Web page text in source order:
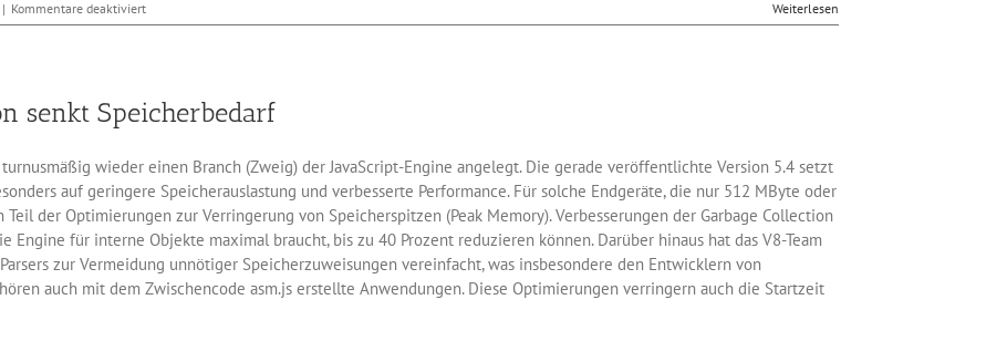
| Kommentare deaktiviertfür
Projekt
Browser-
Engine
Weiterlesen
senkt Speicherbedarf
wieder einen Branch (Zweig) der JavaScript-Engine angelegt. Die gerade veröffentlichte Version 5.4 setzt
auf geringere Speicherauslastung und verbesserte Performance. Für solche Endgeräte, die nur 512 MByte oder
der Optimierungen zur Verringerung von Speicherspitzen (Peak Memory). Verbesserungen der Garbage Collection
Engine für interne Objekte maximal braucht, bis zu 40 Prozent reduzieren können. Darüber hinaus hat das V8-Team
zur Vermeidung unnötiger Speicherzuweisungen vereinfacht, was insbesondere den Entwicklern von
auch mit dem Zwischencode asm.js erstellte Anwendungen. Diese Optimierungen verringern auch die Startzeit